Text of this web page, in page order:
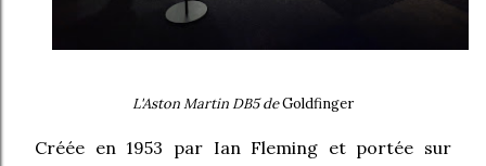
L'Aston Martin DB5 deGoldfinger
Créée en 1953 par Ian Fleming et portée sur